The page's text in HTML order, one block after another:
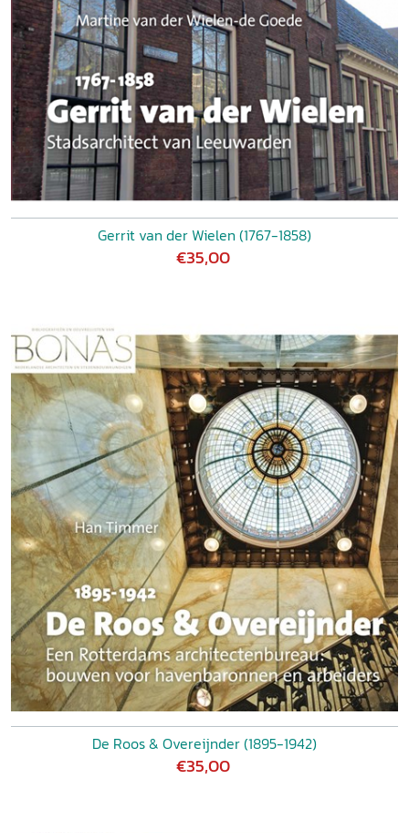
Gerrit van der Wielen (1767-1858)
€35,00
De Roos & Overeijnder (1895-1942)
€35,00